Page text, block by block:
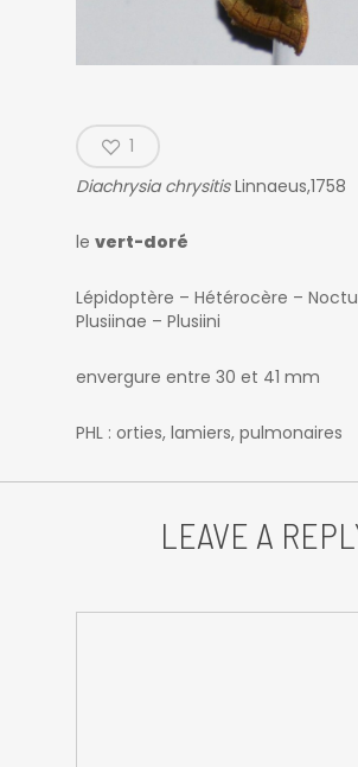
1
Diachrysia chrysitisLinnaeus,1758
le vert-doré
Lépidoptère – Hétérocère –
Plusiinae – Plusiini
envergure entre 30 et 41 mm
PHL : orties, lamiers, pulmonaires
LEAVE A